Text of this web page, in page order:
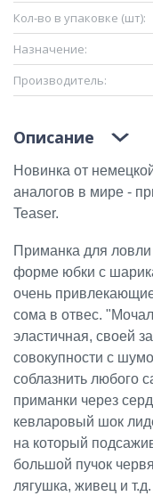
Кол-во в упаковке (шт):
Назначение:
Производитель:
Описание
Новинка от
аналогов в мире -
Teaser.
Приманка для
форме юбки с
очень
сома в отвес.
эластичная, своей
совокупности с
соблазнить любого
приманки через
кевларовый шок
на который
большой пучок
лягушка, живец и т.д.